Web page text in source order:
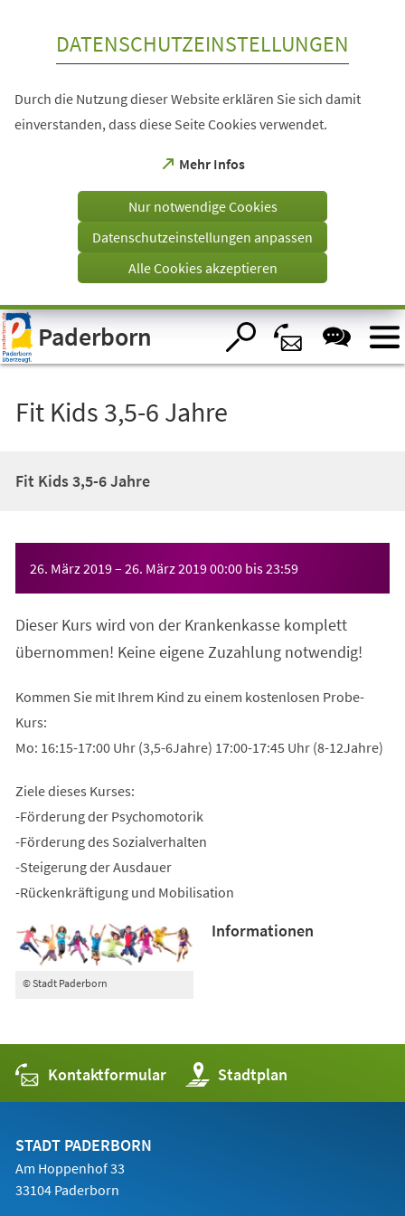
Visuelle
Assistenzsoftware
öffnen.
DATENSCHUTZEINSTELLUNGEN
Durch die Nutzung dieser Website erklären Sie sich damit
einverstanden, dass diese Seite Cookies verwendet.
Mehr Infos
(Öffnet
einem
Tab)
Nur notwendige Cookies
Datenschutzeinstellungen anpassen
Alle Cookies akzeptieren
Paderborn
Fit Kids 3,5-6 Jahre
Fit Kids 3,5-6 Jahre
26. März 2019– 26. März 201900:00 bis23:59
Dieser Kurs wird von der Krankenkasse komplett
übernommen! Keine eigene Zuzahlung notwendig!
Kommen Sie mit Ihrem Kind zu einem kostenlosen Probe-
Kurs:
Mo: 16:15-17:00 Uhr (3,5-6Jahre) 17:00-17:45 Uhr (8-12Jahre)
Ziele dieses Kurses:
-Förderung der Psychomotorik
-Förderung des Sozialverhalten
-Steigerung der Ausdauer
-Rückenkräftigung und Mobilisation
© Stadt Paderborn
Informationen
Kontaktformular Stadtplan
(Öffnet
in
einem
STADT PADERBORN
Am Hoppenhof 33
33104 Paderborn